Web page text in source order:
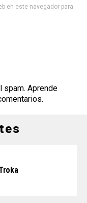
en este navegador para
spam. Aprende
.